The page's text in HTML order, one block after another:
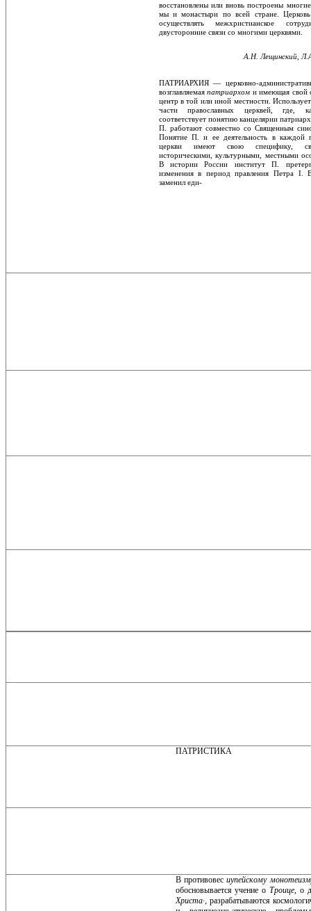
вос­становлены или вновь построены
мы и монастыри по всей стране.
осуществлять межхристианское
двусторонние связи со многими церквями.
А.Н. Лещинский,
ПАТРИАРХИЯ — церковно-
возглавляемаяпатриархом и имеющая свой
центр в той или иной местности.
части православных церк­вей, где,
соответствует понятию канце­лярии
П. работают совместно со Священным
Понятие П. и ее де­ятельность в каждой
церкви имеют свою специфику,
историческими, куль­турными, местными
В истории Рос­сии институт П.
изменения в период правления Петра I.
заменил еди-
ПАТРИСТИКА
В противовесиупейскому
обосновывается учение о Троице, о
Христа·, разрабатываются